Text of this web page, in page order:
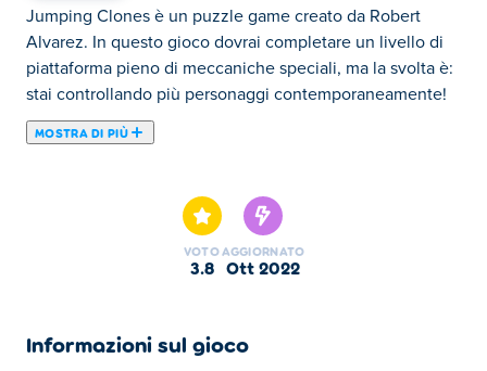
Jumping Clones è un puzzle game creato da Robert
Alvarez. In questo gioco dovrai completare un livello di
piattaforma pieno di meccaniche speciali, ma la svolta è:
stai controllando più personaggi contemporaneamente!
MOSTRA DI PIÙ
piattaforma pieno di meccaniche speciali, ma la svolta è:
stai controllando più personaggi contemporaneamente!
Dovrai usare le tue capacità di pensiero per sincronizzare
Controlli:
VOTO
3.8
AGGIORNATO
ott 2022
Informazioni sul gioco